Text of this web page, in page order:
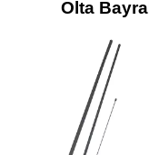
Olta